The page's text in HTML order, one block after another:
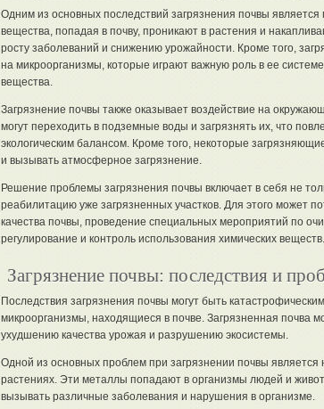
Одним из основных последствий загрязнения почвы
вещества, попадая в почву, проникают в растения и
росту заболеваний и снижению урожайности. Кроме того,
на микроорганизмы, которые играют важную роль в ее
вещества.
Загрязнение почвы также оказывает воздействие на
могут переходить в подземные воды и загрязнять их, что
экологическим балансом. Кроме того, некоторые
и вызывать атмосферное загрязнение.
Решение проблемы загрязнения почвы включает в себя не
реабилитацию уже загрязненных участков. Для этого может
качества почвы, проведение специальных мероприятий по
регулирование и контроль использования химических веществ.
Загрязнение почвы: последствия и
Последствия загрязнения почвы могут быть
микроорганизмы, находящиеся в почве. Загрязненная почва
ухудшению качества урожая и разрушению экосистемы.
Одной из основных проблем при загрязнении почвы
растениях. Эти металлы попадают в организмы людей и
вызывать различные заболевания и нарушения в организме.